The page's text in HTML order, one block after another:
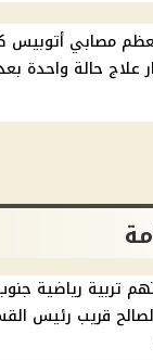
مصابي أتوبيس
علاج حالة واحدة
تربية رياضية
قريب رئيس